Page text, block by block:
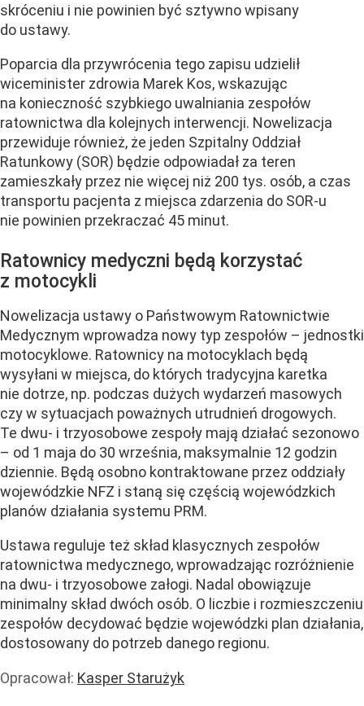
skróceniu i nie powinien być sztywno wpisany
do ustawy.
Poparcia dla przywrócenia tego zapisu udzielił
wiceminister zdrowia Marek Kos, wskazując
na konieczność szybkiego uwalniania zespołów
ratownictwa dla kolejnych interwencji. Nowelizacja
przewiduje również, że jeden Szpitalny Oddział
Ratunkowy (SOR) będzie odpowiadał za teren
zamieszkały przez nie więcej niż 200 tys. osób, a czas
transportu pacjenta z miejsca zdarzenia do SOR-u
nie powinien przekraczać 45 minut.
Ratownicy medyczni będą korzystać
z motocykli
Nowelizacja ustawy o Państwowym Ratownictwie
Medycznym wprowadza nowy typ zespołów – jednostki
motocyklowe. Ratownicy na motocyklach będą
wysyłani w miejsca, do których tradycyjna karetka
nie dotrze, np. podczas dużych wydarzeń masowych
czy w sytuacjach poważnych utrudnień drogowych.
Te dwu- i trzyosobowe zespoły mają działać sezonowo
– od 1 maja do 30 września, maksymalnie 12 godzin
dziennie. Będą osobno kontraktowane przez oddziały
wojewódzkie NFZ i staną się częścią wojewódzkich
planów działania systemu PRM.
Ustawa reguluje też skład klasycznych zespołów
ratownictwa medycznego, wprowadzając rozróżnienie
na dwu- i trzyosobowe załogi. Nadal obowiązuje
minimalny skład dwóch osób. O liczbie i rozmieszczeniu
zespołów decydować będzie wojewódzki plan działania,
dostosowany do potrzeb danego regionu.
Opracował: Kasper Starużyk